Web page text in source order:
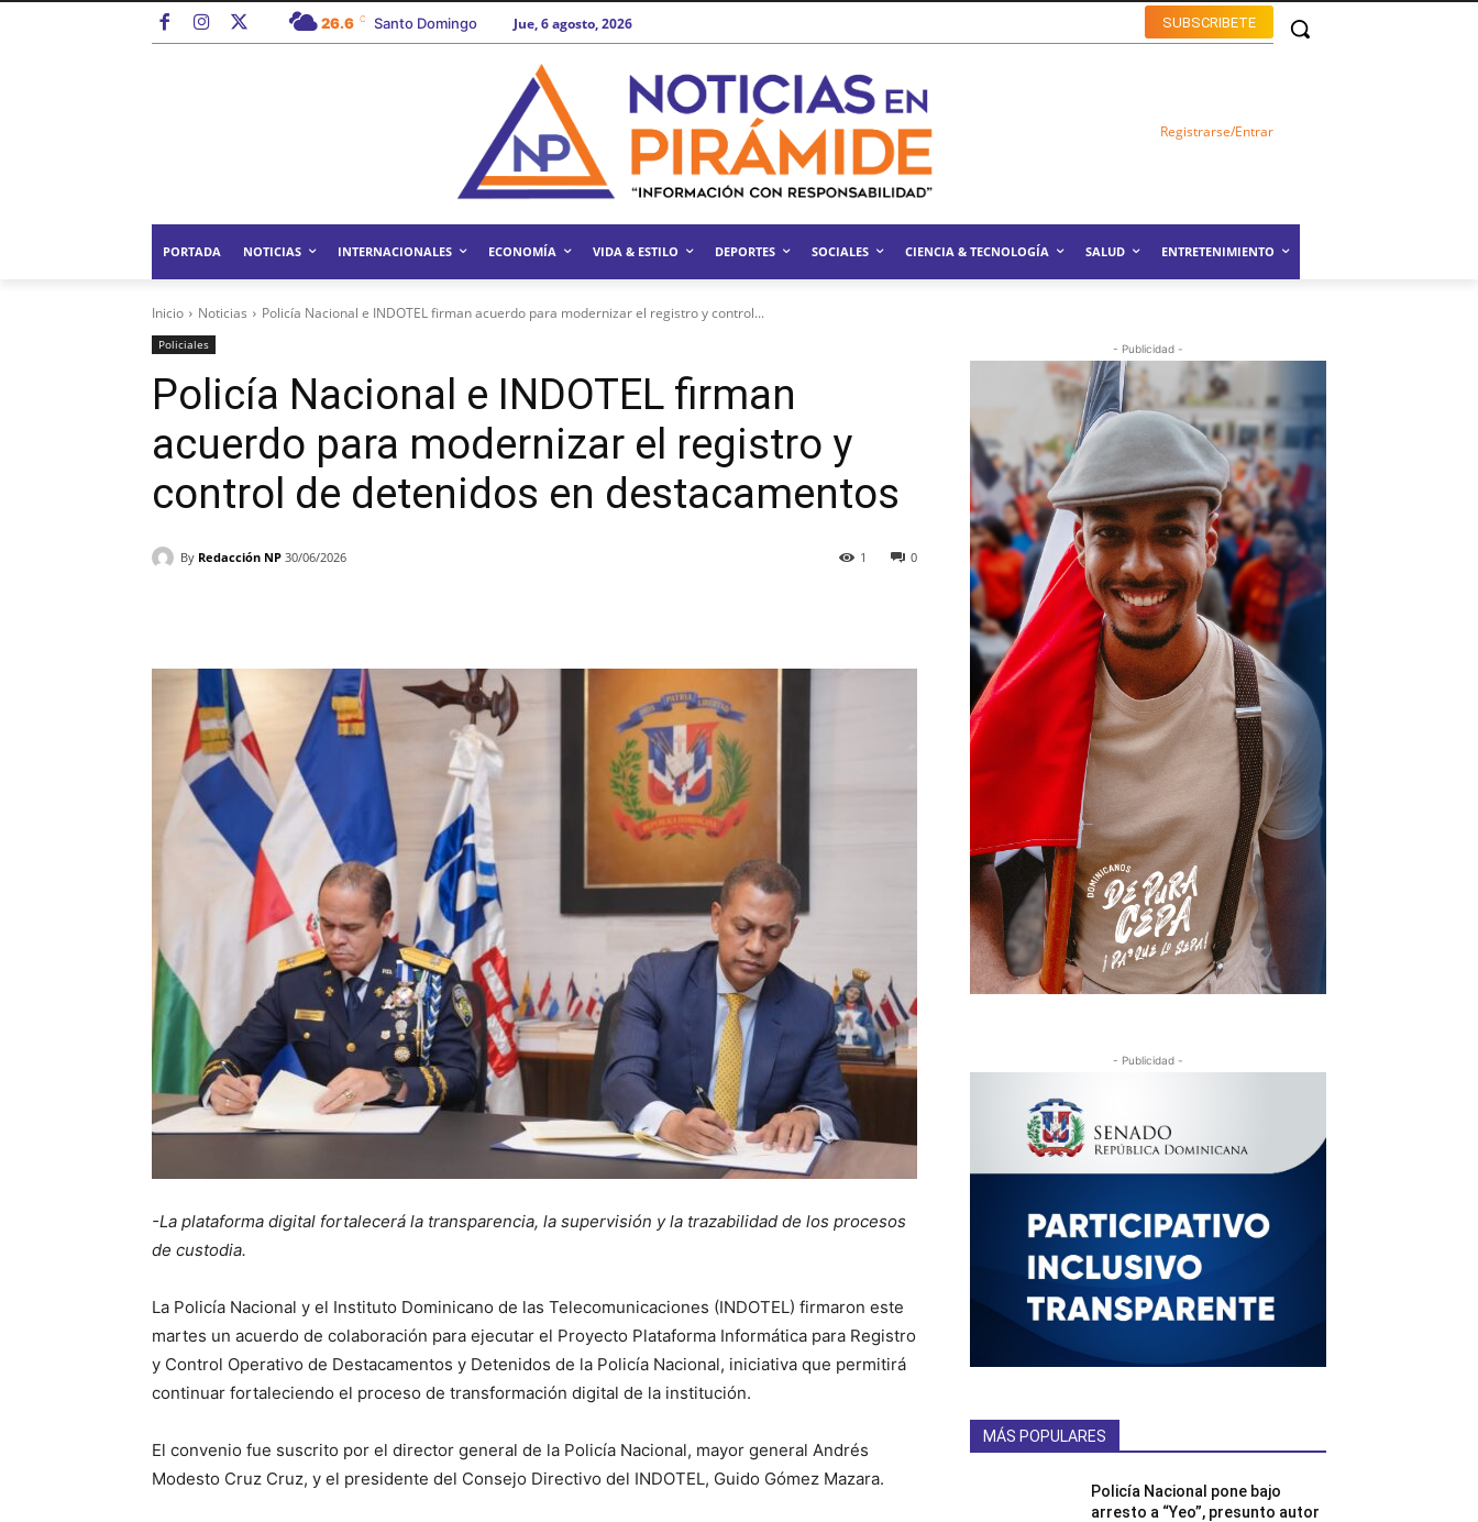
26.6 C Santo Domingo SUBSCRIBETE
Jue, 6 agosto, 2026
Registrarse/Entrar
PORTADA NOTICIAS INTERNACIONALES ECONOMÍA VIDA & ESTILO DEPORTES SOCIALES CIENCIA & TECNOLOGÍA SALUD ENTRETENIMIENTO
Inicio Noticias Policía Nacional e INDOTEL firman acuerdo para modernizar el registro y control...
Policiales
Policía Nacional e INDOTEL firman
acuerdo para modernizar el registro y
control de detenidos en destacamentos
By Redacción NP 30/06/2026 0
1
Pinterest Linkedin ReddIt
-La plataforma digital fortalecerá la transparencia, la supervisión y la trazabilidad de los procesos
de custodia.
La Policía Nacional y el Instituto Dominicano de las Telecomunicaciones (INDOTEL) firmaron este
martes un acuerdo de colaboración para ejecutar el Proyecto Plataforma Informática para Registro
y Control Operativo de Destacamentos y Detenidos de la Policía Nacional, iniciativa que permitirá
continuar fortaleciendo el proceso de transformación digital de la institución.
El convenio fue suscrito por el director general de la Policía Nacional, mayor general Andrés
Modesto Cruz Cruz, y el presidente del Consejo Directivo del INDOTEL, Guido Gómez Mazara.
- Publicidad -
- Publicidad -
MÁS POPULARES
Policía Nacional pone bajo
arresto a “Yeo”, presunto autor